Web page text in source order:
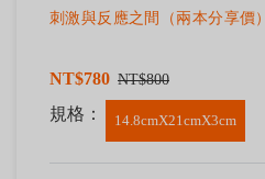
刺激與反應之間（兩本分享價）
NT$780 NT$800
規格： 14.8cmX21cmX3cm